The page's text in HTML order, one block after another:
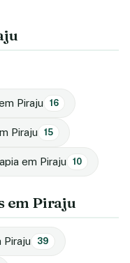
Piraju 16
Piraju 15
em Piraju 10
em Piraju
Piraju 39